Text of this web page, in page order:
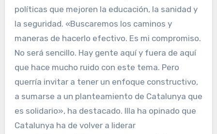
políticas que mejoren la educación, la sanidad y
la seguridad. «Buscaremos los caminos y
maneras de hacerlo efectivo. Es mi compromiso.
No será sencillo. Hay gente aquí y fuera de aquí
que hace mucho ruido con este tema. Pero
querría invitar a tener un enfoque constructivo,
a sumarse a un planteamiento de Catalunya que
es solidario», ha destacado. Illa ha opinado que
Catalunya ha de volver a liderar